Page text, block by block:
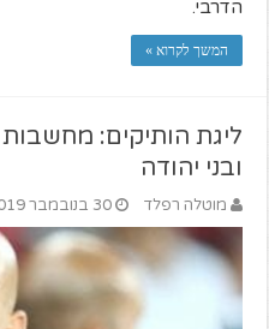
הדרבי.
המשך לקרוא »
ליגת הותיקים:
ובני יהודה
מוטלה רפלד 30 בנובמבר 2019